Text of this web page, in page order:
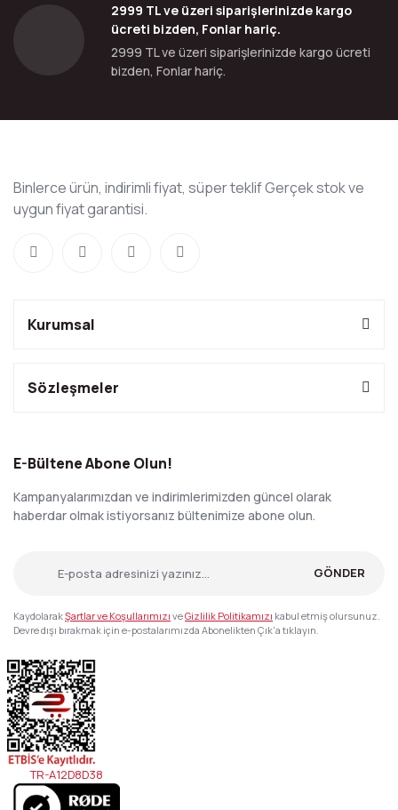
2999 TL ve üzeri siparişlerinizde kargo
ücreti bizden, Fonlar hariç.
2999 TL ve üzeri siparişlerinizde kargo ücreti
bizden, Fonlar hariç.
Binlerce ürün, indirimli fiyat, süper teklif Gerçek stok ve
uygun fiyat garantisi.
Kurumsal
Sözleşmeler
E-Bültene Abone Olun!
Kampanyalarımızdan ve indirimlerimizden güncel olarak
haberdar olmak istiyorsanız bültenimize abone olun.
GÖNDER
KaydolarakŞartlar ve Koşullarımızı veGizlilik Politikamızı kabul etmiş olursunuz.
Devre dışı bırakmak için e-postalarımızda Abonelikten Çık'a tıklayın.
TR-A12D8D38